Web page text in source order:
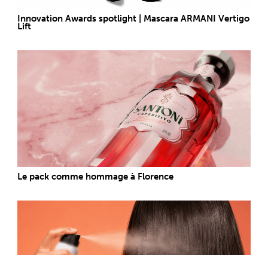
Innovation Awards spotlight | Mascara ARMANI Vertigo
Lift
Le pack comme hommage à Florence